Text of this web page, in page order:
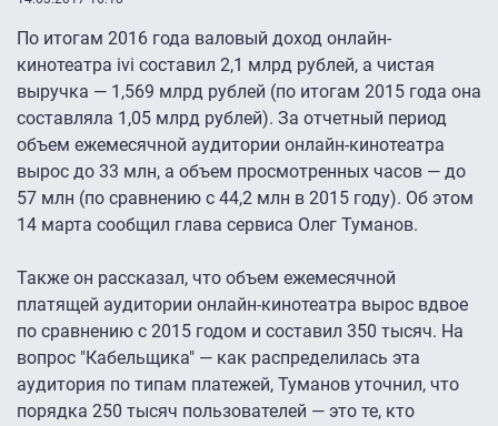
По итогам 2016 года валовый доход онлайн-
кинотеатра ivi составил 2,1 млрд рублей, а чистая
выручка — 1,569 млрд рублей (по итогам 2015 года она
составляла 1,05 млрд рублей). За отчетный период
объем ежемесячной аудитории онлайн-кинотеатра
вырос до 33 млн, а объем просмотренных часов — до
57 млн (по сравнению с 44,2 млн в 2015 году). Об этом
14 марта сообщил глава сервиса Олег Туманов.
Также он рассказал, что объем ежемесячной
платящей аудитории онлайн-кинотеатра вырос вдвое
по сравнению с 2015 годом и составил 350 тысяч. На
вопрос "Кабельщика" — как распределилась эта
аудитория по типам платежей, Туманов уточнил, что
порядка 250 тысяч пользователей — это те, кто